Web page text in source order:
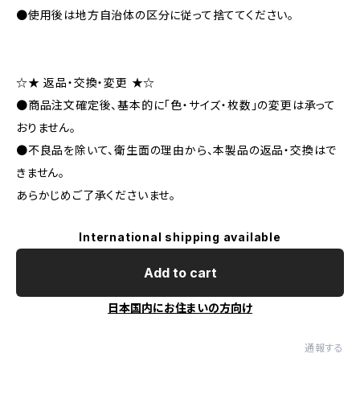
●使用後は地方自治体の区分に従って捨ててください。
☆★ 返品・交換・変更 ★☆
●商品注文確定後、基本的に「色・サイズ・枚数」の変更は承って
おりません。
●不良品を除いて、衛生面の理由から、本製品の返品・交換はで
きません。
あらかじめご了承くださいませ。
International shipping available
Add to cart
日本国内にお住まいの方向け
通報する